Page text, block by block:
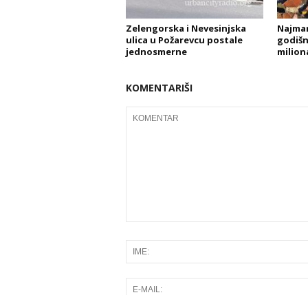
Zelengorska i Nevesinjska
ulica u Požarevcu postale
jednosmerne
KOMENTARIŠI